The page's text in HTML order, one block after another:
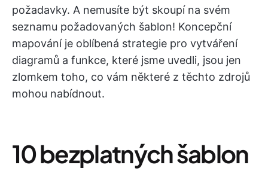
požadavky. A nemusíte být skoupí na svém
seznamu požadovaných šablon! Koncepční
mapování je oblíbená strategie pro vytváření
diagramů a funkce, které jsme uvedli, jsou jen
zlomkem toho, co vám některé z těchto zdrojů
mohou nabídnout.
10 bezplatných šablon